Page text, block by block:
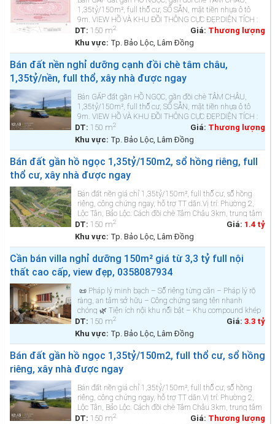
1,35tỷ/150m², full thổ cư, SỔ SẴN, mặt tiền nhựa ô tô
9m. VIEW HỒ VÀ KHU ĐỒI THÔNG CỰC ĐẸP.DIỆN TÍCH :
150m²-230m², full thổ cư, xây dựng tự do.HẠ TẦNG :
điện nước âm,...
DT: 150 m2 Giá: Thương lượng
Khu vực: Tp. Bảo Lộc, Lâm Đồng
Bán đất nền nghỉ dưỡng cạnh đồi chè tâm châu,
1,35tỷ/nền, full thổ, xây nhà được ngay
Bán GẤP đất gần HỒ NGỌC, gần đồi chè TÂM CHÂU,
1,35tỷ/150m², full thổ cư, SỔ SẴN, mặt tiền nhựa ô tô
9m. VIEW HỒ VÀ KHU ĐỒI THÔNG CỰC ĐẸP.DIỆN TÍCH :
150m²-230m², full thổ cư, xây dựng tự do.HẠ TẦNG :
điện nước âm,...
DT: 150 m2 Giá: Thương lượng
Khu vực: Tp. Bảo Lộc, Lâm Đồng
Bán đất gần hồ ngọc 1,35tỷ/150m2, sổ hồng riêng, full
thổ cư, xây nhà được ngay
Bán đất nền giá chỉ 1,35tỷ/150m², full thổ cư, sổ hồng
riêng, công chứng ngay, hỗ trợ TT dãn.Vị trí: Phường 2,
Lộc Tân, Bảo Lộc. Cách đồi chè Tâm Châu 3km, trung tâm
TP Bảo Lộc 10km.Diện tích đất: 150m² (n...
DT: 150 m2 Giá: 1.4 tỷ
Khu vực: Tp. Bảo Lộc, Lâm Đồng
Cần bán villa nghỉ dưỡng 150m² giá từ 3,3 tỷ full nội
thất cao cấp, view đẹp, 0358087934
📜 Pháp lý minh bạch – Sổ riêng từng căn – Pháp lý rõ
ràng, an tâm sở hữu – Công chứng sang tên nhanh
chóng 🌿 Tiện ích nội khu nổi bật – Khu compound khép
k&ia...
DT: 150 m2 Giá: 3.3 tỷ
Khu vực: Tp. Bảo Lộc, Lâm Đồng
Bán đất gần hồ ngọc 1,35tỷ/150m2, full thổ cư, sổ hồng
riêng, xây nhà được ngay
Bán đất nền giá chỉ 1,35tỷ/150m², full thổ cư, sổ hồng
riêng, công chứng ngay, hỗ trợ TT dãn.Vị trí: Phường 2,
Lộc Tân, Bảo Lộc. Cách đồi chè Tâm Châu 3km, trung tâm
TP Bảo Lộc 10km.Diện tích đất: 150m² (n...
DT: 150 m2 Giá: Thương lượng